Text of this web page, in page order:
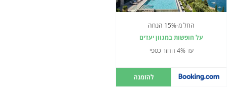
החל מ-15% הנחה
על חופשות במגוון יעדים
עד 4% החזר כספי
להזמנה